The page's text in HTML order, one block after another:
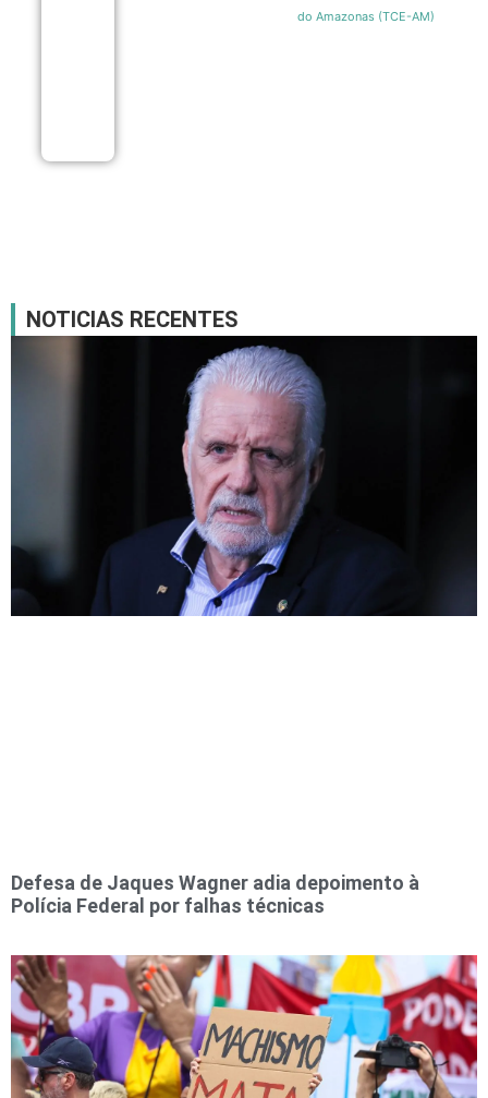
do Amazonas (TCE-AM)
NOTICIAS RECENTES
Defesa de Jaques Wagner adia depoimento à
Polícia Federal por falhas técnicas